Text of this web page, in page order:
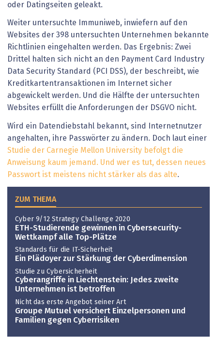
oder Datingseiten geleakt.
Weiter untersuchte Immuniweb, inwiefern auf den
Websites der 398 untersuchten Unternehmen bekannte
Richtlinien eingehalten werden. Das Ergebnis: Zwei
Drittel halten sich nicht an den Payment Card Industry
Data Security Standard (PCI DSS), der beschreibt, wie
Kreditkartentransaktionen im Internet sicher
abgewickelt werden. Und die Hälfte der untersuchten
Websites erfüllt die Anforderungen der DSGVO nicht.
Wird ein Datendiebstahl bekannt, sind Internetnutzer
angehalten, ihre Passwörter zu ändern. Doch laut einer
Studie der Carnegie Mellon University befolgt die
Anweisung kaum jemand. Und wer es tut, dessen neues
Passwort ist meistens nicht stärker als das alte.
ZUM THEMA
Cyber 9/12 Strategy Challenge 2020
ETH-Studierende gewinnen in Cybersecurity-
Wettkampf alle Top-Plätze
Standards für die IT-Sicherheit
Ein Plädoyer zur Stärkung der Cyberdimension
Studie zu Cybersicherheit
Cyberangriffe in Liechtenstein: Jedes zweite
Unternehmen ist betroffen
Nicht das erste Angebot seiner Art
Groupe Mutuel versichert Einzelpersonen und
Familien gegen Cyberrisiken